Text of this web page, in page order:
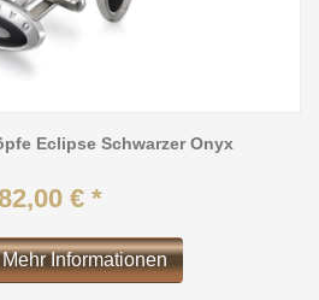
Eclipse Schwarzer Onyx
€ *
Mehr Informationen